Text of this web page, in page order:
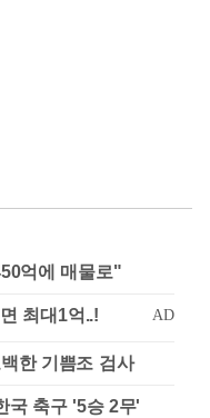
억에 매물로"
한 기쁨조 검사
국 축구 '5승 2무'